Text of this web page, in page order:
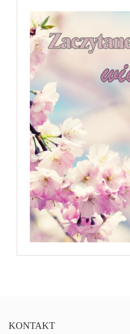
KONTAKT